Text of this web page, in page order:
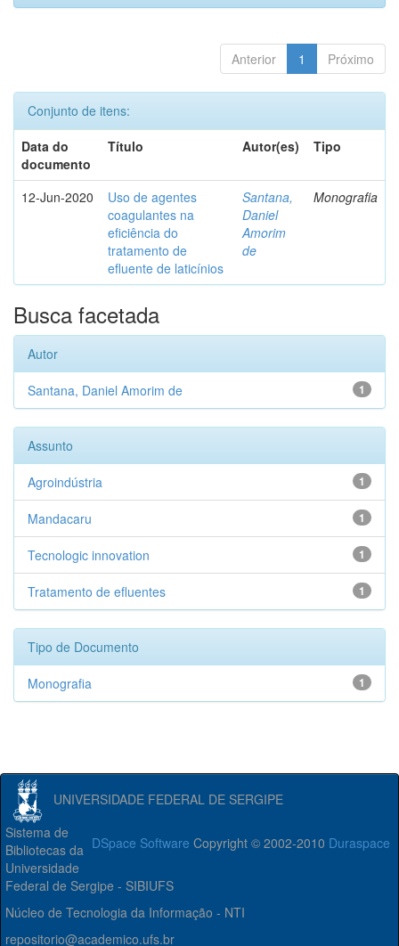
Anterior 1 Próximo
Conjunto de itens:
Data do
documento
Título Autor(es) Tipo
12-Jun-2020
Uso de agentes
coagulantes na
eficiência do
tratamento de
efluente de laticínios
Santana,
Daniel
Amorim
de
Monografia
Busca facetada
Autor
1
Santana, Daniel Amorim de
Assunto
1
Agroindústria
1
Mandacaru
1
Tecnologic innovation
1
Tratamento de efluentes
Tipo de Documento
1
Monografia
UNIVERSIDADE FEDERAL DE SERGIPE
DSpace Software Copyright © 2002-2010 Duraspace
Sistema de
Bibliotecas da
Universidade
Federal de Sergipe - SIBIUFS
Núcleo de Tecnologia da Informação - NTI
repositorio@academico.ufs.br